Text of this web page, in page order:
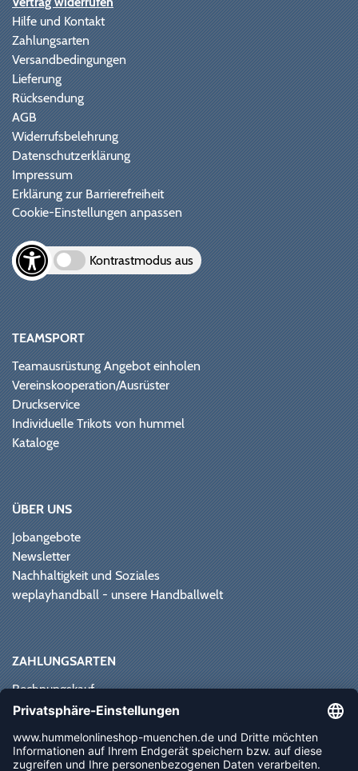
Hilfe und Kontakt
Zahlungsarten
Versandbedingungen
Lieferung
Rücksendung
AGB
Widerrufsbelehrung
Datenschutzerklärung
Impressum
Erklärung zur Barrierefreiheit
Cookie-Einstellungen anpassen
Kontrastmodus aus
TEAMSPORT
Teamausrüstung Angebot einholen
Vereinskooperation/Ausrüster
Druckservice
Individuelle Trikots von hummel
Kataloge
ÜBER UNS
Jobangebote
Newsletter
Nachhaltigkeit und Soziales
weplayhandball - unsere Handballwelt
ZAHLUNGSARTEN
Rechnungskauf
Paypal
Vorkasse
Sofortüberweisung